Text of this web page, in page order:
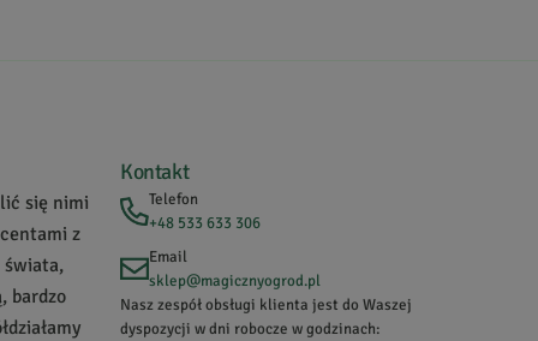
Data dodania: 28.02.2024
się nimi
z
świata,
bardzo
Kontakt
Telefon
+48 533 633 306
Email
sklep@magicznyogrod.pl
Nasz zespół obsługi klienta jest do Waszej
dyspozycji w dni robocze w godzinach: